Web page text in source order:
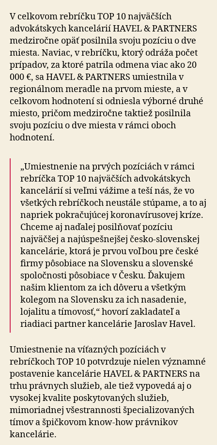
V celkovom rebríčku TOP 10 najväčších
advokátskych kancelárií HAVEL & PARTNERS
medziročne opäť posilnila svoju pozíciu o dve
miesta. Naviac, v rebríčku, ktorý odráža počet
prípadov, za ktoré patrila odmena viac ako 20
000 €, sa HAVEL & PARTNERS umiestnila v
regionálnom meradle na prvom mieste, a v
celkovom hodnotení si odniesla výborné druhé
miesto, pričom medziročne taktiež posilnila
svoju pozíciu o dve miesta v rámci oboch
hodnotení.
„Umiestnenie na prvých pozíciách v rámci
rebríčka TOP 10 najväčších advokátskych
kancelárií si veľmi vážime a teší nás, že vo
všetkých rebríčkoch neustále stúpame, a to aj
napriek pokračujúcej koronavírusovej kríze.
Chceme aj naďalej posilňovať pozíciu
najväčšej a najúspešnejšej česko-slovenskej
kancelárie, ktorá je prvou voľbou pre české
firmy pôsobiace na Slovensku a slovenské
spoločnosti pôsobiace v Česku. Ďakujem
našim klientom za ich dôveru a všetkým
kolegom na Slovensku za ich nasadenie,
lojalitu a tímovosť,“ hovorí zakladateľ a
riadiaci partner kancelárie Jaroslav Havel.
Umiestnenie na víťazných pozíciách v
rebríčkoch TOP 10 potvrdzuje nielen významné
postavenie kancelárie HAVEL & PARTNERS na
trhu právnych služieb, ale tiež vypovedá aj o
vysokej kvalite poskytovaných služieb,
mimoriadnej všestrannosti špecializovaných
tímov a špičkovom know-how právnikov
kancelárie.